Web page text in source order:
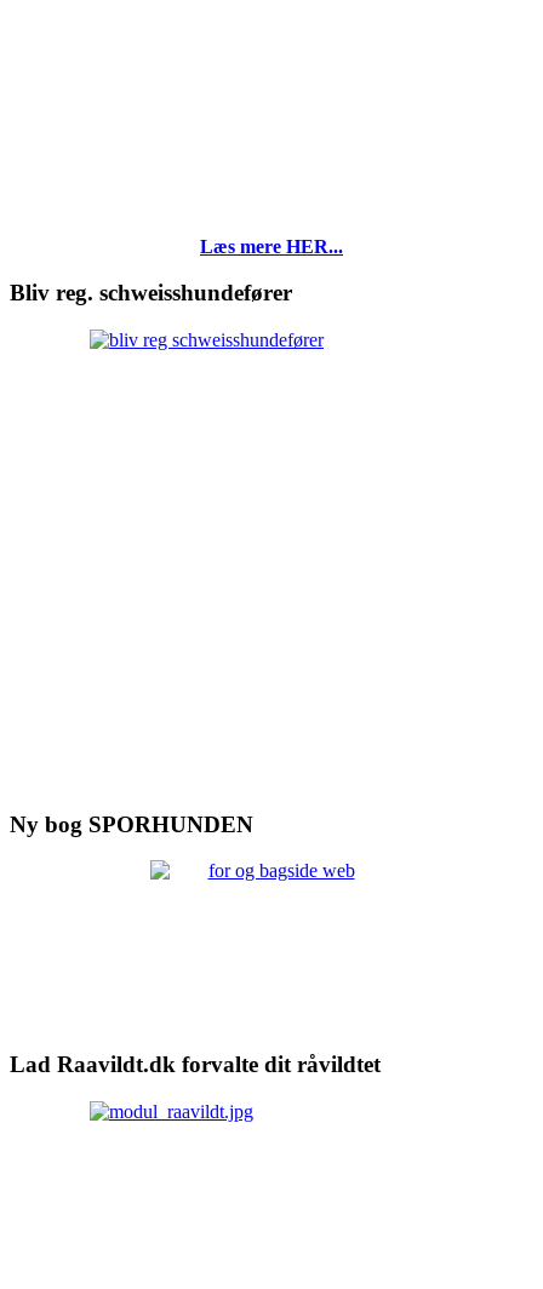
Læs mere HER...
Bliv reg. schweisshundefører
Ny bog SPORHUNDEN
Lad Raavildt.dk forvalte dit råvildtet